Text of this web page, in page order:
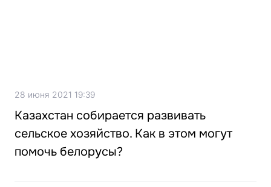
28 июня 2021 19:39
Казахстан собирается развивать
сельское хозяйство. Как в этом могут
помочь белорусы?